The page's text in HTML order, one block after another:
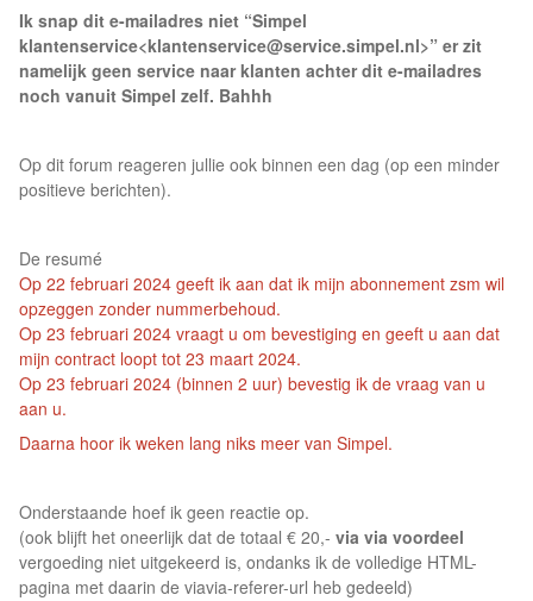
Ik snap dit e-mailadres niet “Simpel
klantenservice<klantenservice@service.simpel.nl>” er zit
namelijk geen service naar klanten achter dit e-mailadres
noch vanuit Simpel zelf. Bahhh
Op dit forum reageren jullie ook binnen een dag (op een minder
positieve berichten).
De resumé
Op 22 februari 2024 geeft ik aan dat ik mijn abonnement zsm wil
opzeggen zonder nummerbehoud.
Op 23 februari 2024 vraagt u om bevestiging en geeft u aan dat
mijn contract loopt tot 23 maart 2024.
Op 23 februari 2024 (binnen 2 uur) bevestig ik de vraag van u
aan u.
Daarna hoor ik weken lang niks meer van Simpel.
Onderstaande hoef ik geen reactie op.
(ook blijft het oneerlijk dat de totaal € 20,- via via voordeel
vergoeding niet uitgekeerd is, ondanks ik de volledige HTML-
pagina met daarin de viavia-referer-url heb gedeeld)